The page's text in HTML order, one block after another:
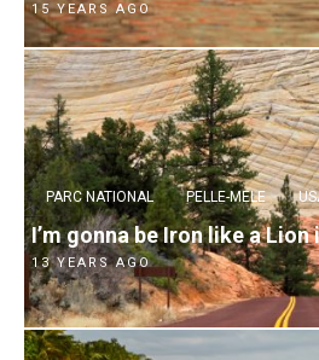
15 YEARS AGO
PARC NATIONAL PELLE-MELE
I’m gonna be Iron like a
13 YEARS AGO